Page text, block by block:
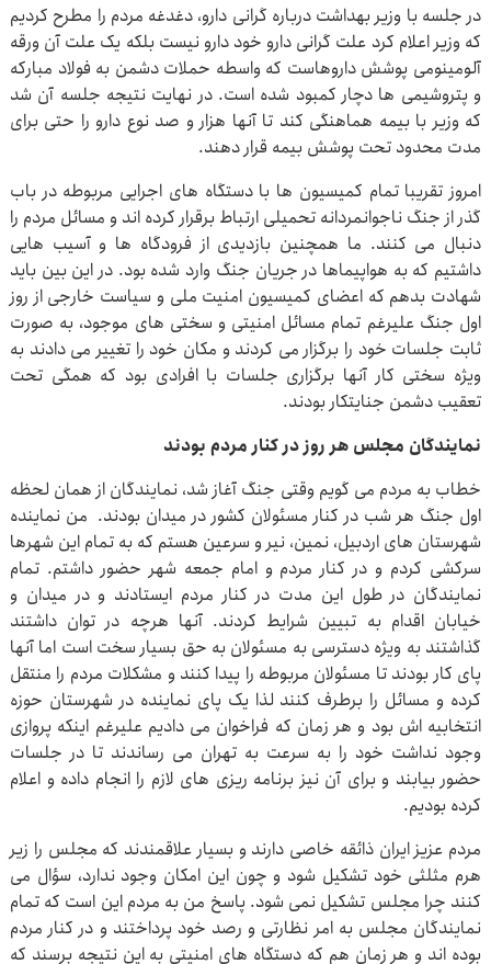
در جلسه با وزیر بهداشت درباره گرانی دارو، دغدغه مردم را مطرح کردیم
که وزیر اعلام کرد علت گرانی دارو خود دارو نیست بلکه یک علت آن ورقه
آلومینومی پوشش داروهاست که واسطه حملات دشمن به فولاد مبارکه
و پتروشیمی ها دچار کمبود شده است. در نهایت نتیجه جلسه آن شد
که وزیر با بیمه هماهنگی کند تا آنها هزار و صد نوع دارو را حتی برای
مدت محدود تحت پوشش بیمه قرار دهند.
امروز تقریبا تمام کمیسیون ها با دستگاه های اجرایی مربوطه در باب
گذر از جنگ ناجوانمردانه تحمیلی ارتباط برقرار کرده اند و مسائل مردم را
دنبال می کنند. ما همچنین بازدیدی از فرودگاه ها و آسیب هایی
داشتیم که به هواپیماها در جریان جنگ وارد شده بود. در این بین باید
شهادت بدهم که اعضای کمیسیون امنیت ملی و سیاست خارجی از روز
اول جنگ علیرغم تمام مسائل امنیتی و سختی های موجود، به صورت
ثابت جلسات خود را برگزار می کردند و مکان خود را تغییر می دادند به
ویژه سختی کار آنها برگزاری جلسات با افرادی بود که همگی تحت
تعقیب دشمن جنایتکار بودند.
نمایندگان مجلس هر روز در کنار مردم بودند
خطاب به مردم می گویم وقتی جنگ آغاز شد، نمایندگان از همان لحظه
اول جنگ هر شب در کنار مسئولان کشور در میدان بودند. من نماینده
شهرستان های اردبیل، نمین، نیر و سرعین هستم که به تمام این شهرها
سرکشی کردم و در کنار مردم و امام جمعه شهر حضور داشتم. تمام
نمایندگان در طول این مدت در کنار مردم ایستادند و در میدان و
خیابان اقدام به تبیین شرایط کردند. آنها هرچه در توان داشتند
گذاشتند به ویژه دسترسی به مسئولان به حق بسیار سخت است اما آنها
پای کار بودند تا مسئولان مربوطه را پیدا کنند و مشکلات مردم را منتقل
کرده و مسائل را برطرف کنند لذا یک پای نماینده در شهرستان حوزه
انتخابیه اش بود و هر زمان که فراخوان می دادیم علیرغم اینکه پروازی
وجود نداشت خود را به سرعت به تهران می رساندند تا در جلسات
حضور بیابند و برای آن نیز برنامه ریزی های لازم را انجام داده و اعلام
کرده بودیم.
مردم عزیز ایران ذائقه خاصی دارند و بسیار علاقمندند که مجلس را زیر
هرم مثلثی خود تشکیل شود و چون این امکان وجود ندارد، سؤال می
کنند چرا مجلس تشکیل نمی شود. پاسخ من به مردم این است که تمام
نمایندگان مجلس به امر نظارتی و رصد خود پرداختند و در کنار مردم
بوده اند و هر زمان هم که دستگاه های امنیتی به این نتیجه برسند که